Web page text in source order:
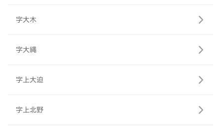
字大木
字大縄
字上大迫
字上北野